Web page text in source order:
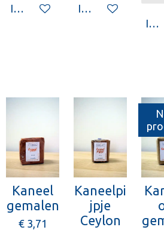
In winkelwagenIn winkelwagen
In
Kaneel
gemalen
€ 3,71
Kaneelpi
jpje
Ceylon